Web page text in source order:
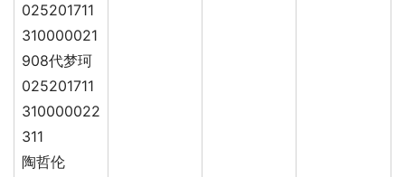
025201711
310000021
908代梦珂
025201711
310000022
311
陶哲伦